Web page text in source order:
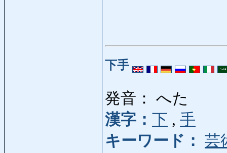
下手
発音： へた
漢字： 下 , 手
キーワード： 芸